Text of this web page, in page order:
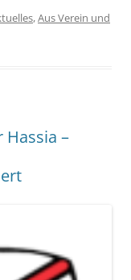
,Aus Verein und
Hassia –